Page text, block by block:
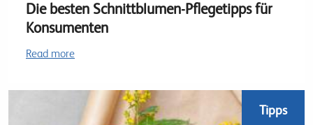
Die besten Schnittblumen-Pflegetipps für
Konsumenten
Read more
Tipps